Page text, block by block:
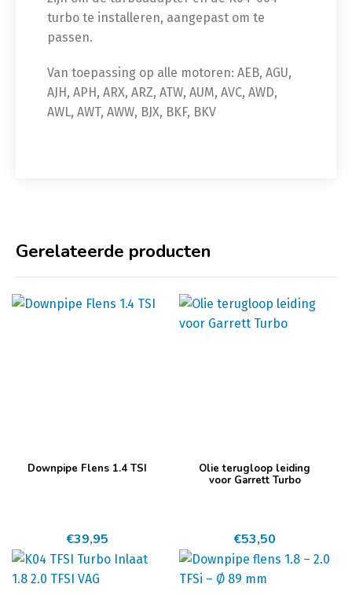
turbo te installeren, aangepast om te
passen.
Van toepassing op alle motoren: AEB, AGU,
AJH, APH, ARX, ARZ, ATW, AUM, AVC, AWD,
AWL, AWT, AWW, BJX, BKF, BKV
Gerelateerde producten
Downpipe Flens 1.4 TSI
€39,95
Olie terugloop leiding
voor Garrett Turbo
€53,50